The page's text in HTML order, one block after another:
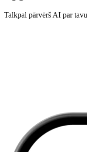
Talkpal pārvērš AI par